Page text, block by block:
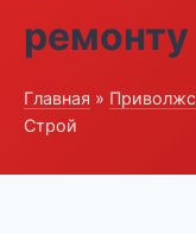
ремонту
Главная »
Строй